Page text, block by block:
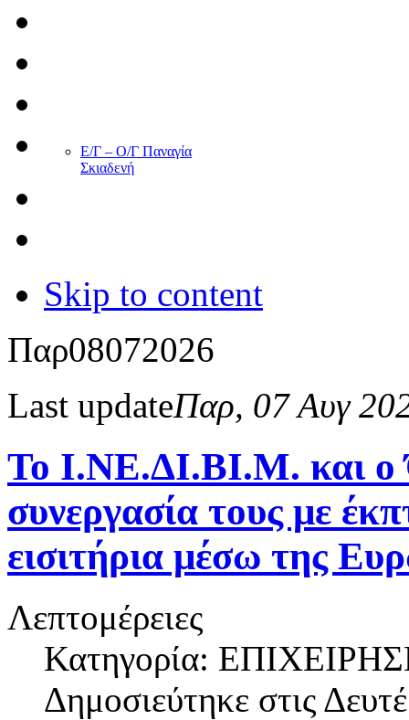
Ε/Γ – Ο/Γ Παναγία
Σκιαδενή
Skip to content
Παρ08072026
Last updateΠαρ, 07 Αυγ
Το Ι.ΝΕ.ΔΙ.ΒΙ.Μ. και o
συνεργασία τους με
εισιτήρια μέσω της
Λεπτομέρειες
Κατηγορία:
Δημοσιεύτηκε στις